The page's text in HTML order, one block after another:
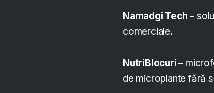
Namadgi Tech –
comerciale.
NutriBlocuri–
de microplante fără